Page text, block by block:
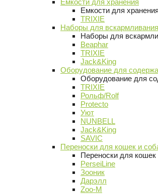
Емкости для хранения
Емкости для хранения
TRIXIE
Наборы для вскармливания
Наборы для
Beaphar
TRIXIE
Jack&King
Оборудование для
Оборудование для
TRIXIE
Рольф/Rolf
Protecto
Уют
NUNBELL
Jack&King
SAVIC
Переноски для кошек и
Переноски для кошек
PerseiLine
Зооник
Дарэлл
Zoo-M